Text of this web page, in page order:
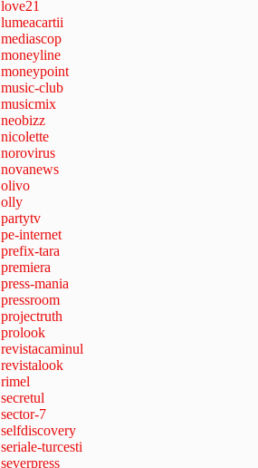
love21
lumeacartii
mediascop
moneyline
moneypoint
music-club
musicmix
neobizz
nicolette
norovirus
novanews
olivo
olly
partytv
pe-internet
prefix-tara
premiera
press-mania
pressroom
projectruth
prolook
revistacaminul
revistalook
rimel
secretul
sector-7
selfdiscovery
seriale-turcesti
severpress